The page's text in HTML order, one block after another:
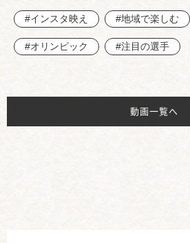
#インスタ映え #地域で楽しむ
#オリンピック #注目の選手
動画一覧へ